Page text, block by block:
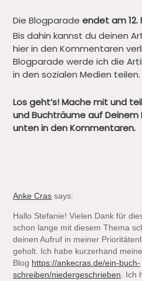
Die Blogparadeendet am 12.
Bis dahin kannst du deinen
hier in den Kommentaren
Blogparade werde ich die
in den sozialen Medien teilen.
Los geht’s! Mache mit und
und Buchträume auf Deinem
unten in den Kommentaren.
Anke Cras says:
Hallo Stefanie! Vielen Dank für
schon lange mit diesem Thema
deinen Aufruf in meiner
geholt. Ich habe kurzerhand
Blog https://ankecras.de/ein-buch-
schreiben/niedergeschrieben. Ich